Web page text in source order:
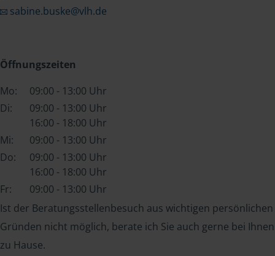
sabine.buske@vlh.de
Öffnungszeiten
Mo:
09:00 - 13:00 Uhr
Di:
09:00 - 13:00 Uhr
16:00 - 18:00 Uhr
Mi:
09:00 - 13:00 Uhr
Do:
09:00 - 13:00 Uhr
16:00 - 18:00 Uhr
Fr:
09:00 - 13:00 Uhr
Ist der Beratungsstellenbesuch aus wichtigen persönlichen
Gründen nicht möglich, berate ich Sie auch gerne bei Ihnen
zu Hause.